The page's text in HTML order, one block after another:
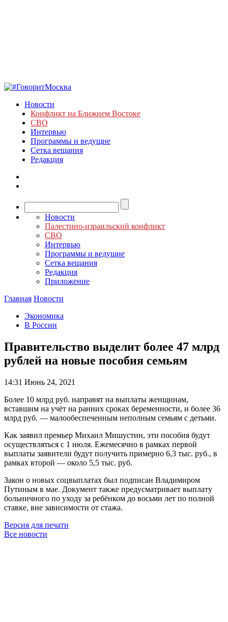
Новости
Конфликт на Ближнем Востоке
СВО
Интервью
Программы и ведущие
Сетка вещания
Редакция
Новости
Палестино-израильский конфликт
СВО
Интервью
Программы и ведущие
Сетка вещания
Редакция
Приложение
Главная Новости
Экономика
В России
Правительство выделит более 47 млрд
рублей на новые пособия семьям
14:31 Июнь 24, 2021
Более 10 млрд руб. направят на выплаты женщинам,
вставшим на учёт на ранних сроках беременности, и более 36
млрд руб. — малообеспеченным неполным семьям с детьми.
Как заявил премьер Михаил Мишустин, эти пособия будут
осуществляться с 1 июля. Ежемесячно в рамках первой
выплаты заявители будут получить примерно 6,3 тыс. руб., в
рамках второй — около 5,5 тыс. руб.
Закон о новых соцвыплатах был подписан Владимиром
Путиным в мае. Документ также предусматривает выплату
больничного по уходу за ребёнком до восьми лет по полной
ставке, вне зависимости от стажа.
Версия для печати
Все новости